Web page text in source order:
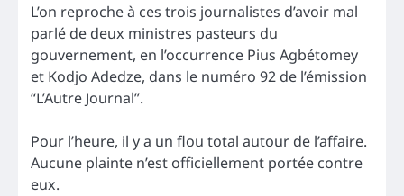
L’on reproche à ces trois journalistes d’avoir mal
parlé de deux ministres pasteurs du
gouvernement, en l’occurrence Pius Agbétomey
et Kodjo Adedze, dans le numéro 92 de l’émission
“L’Autre Journal”.
Pour l’heure, il y a un flou total autour de l’affaire.
Aucune plainte n’est officiellement portée contre
eux.